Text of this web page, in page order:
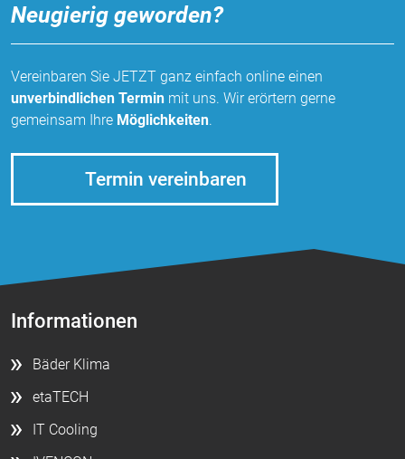
Neugierig geworden?
Vereinbaren Sie JETZT ganz einfach online einen
unverbindlichen Termin mit uns. Wir erörtern gerne
gemeinsam Ihre Möglichkeiten.
Termin vereinbaren
Informationen
Bäder Klima
etaTECH
IT Cooling